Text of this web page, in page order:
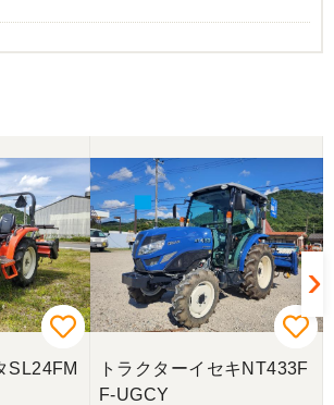
伺い現車の確認をしてからの、スピード
してます。 全ての機具が大型倉庫に整然
態で解りました。 今回は良いトラクター
ました。今後の作業の励みになります。
に改めて感謝申し上げます。ありがとう
た。
木博文
ターの配送有難うございました。また希
物が入荷しましたら伺いますのでよろし
たします。
SL24FM
トラクターイセキNT433F
F-UGCY